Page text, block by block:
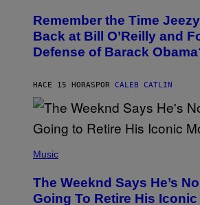
I
R
E
M
E
)
T
O
B
M
O
E
N
E
D
E
R
Remember the Time
Back at Bill O’Reilly and
Defense of Barack
HACE 15 HORAS POR CALEB CATLIN
P
O
Music
The Weeknd Says He’s
Going To Retire His